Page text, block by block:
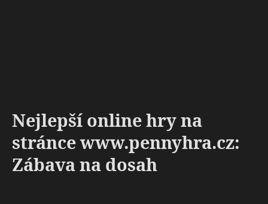
Nejlepší online hry na
stránce www.pennyhra.cz:
Zábava na dosah